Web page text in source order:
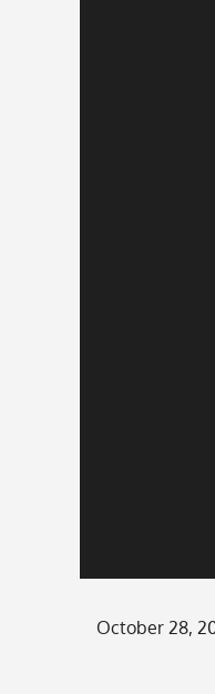
Posted
October 28,